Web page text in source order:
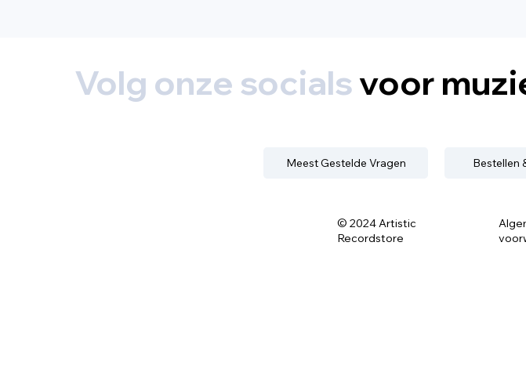
Volg onze socialsvoor
Meest Gestelde Vragen Bestellen
© 2024 Artistic
Recordstore